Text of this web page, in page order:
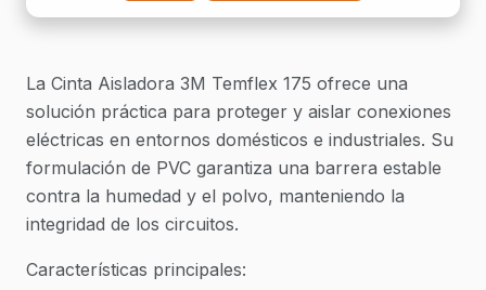
La Cinta Aisladora 3M Temflex 175 ofrece una
solución práctica para proteger y aislar conexiones
eléctricas en entornos domésticos e industriales. Su
formulación de PVC garantiza una barrera estable
contra la humedad y el polvo, manteniendo la
integridad de los circuitos.
Características principales: